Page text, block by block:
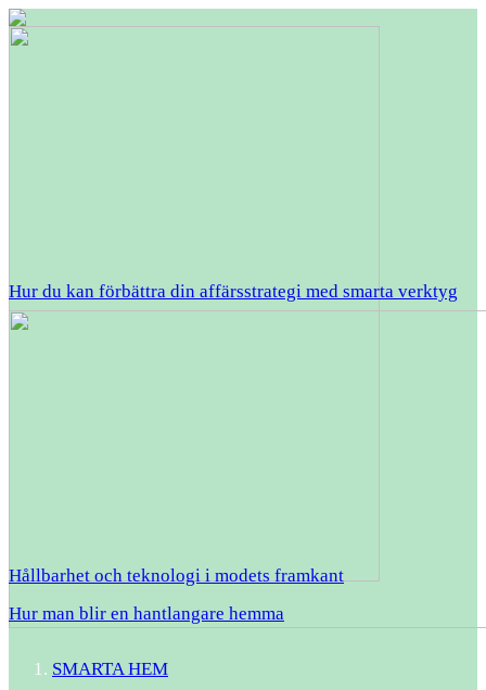
Hur du kan förbättra din affärsstrategi med smarta verktyg
Hållbarhet och teknologi i modets framkant
Hur man blir en hantlangare hemma
SMARTA HEM